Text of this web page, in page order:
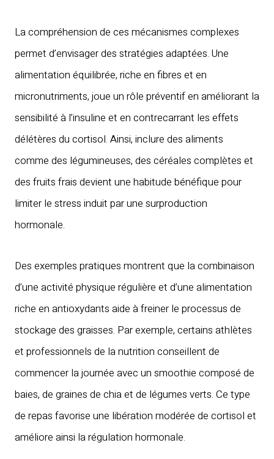
La compréhension de ces mécanismes complexes
permet d’envisager des stratégies adaptées. Une
alimentation équilibrée, riche en fibres et en
micronutriments, joue un rôle préventif en améliorant la
sensibilité à l’insuline et en contrecarrant les effets
délétères du cortisol. Ainsi, inclure des aliments
comme des légumineuses, des céréales complètes et
des fruits frais devient une habitude bénéfique pour
limiter le stress induit par une surproduction
hormonale.
Des exemples pratiques montrent que la combinaison
d’une activité physique régulière et d’une alimentation
riche en antioxydants aide à freiner le processus de
stockage des graisses. Par exemple, certains athlètes
et professionnels de la nutrition conseillent de
commencer la journée avec un smoothie composé de
baies, de graines de chia et de légumes verts. Ce type
de repas favorise une libération modérée de cortisol et
améliore ainsi la régulation hormonale.